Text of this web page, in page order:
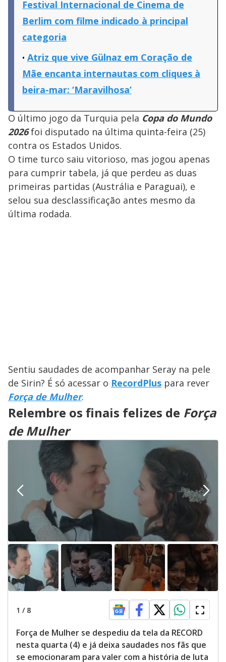
Festival Internacional de Cinema de
Berlim com filme indicado à principal
categoria
Atriz que vive Gülnaz em Coração de
Mãe encanta internautas com cliques à
beira-mar: ‘Maravilhosa’
O último jogo da Turquia pela Copa do Mundo
2026foi disputado na última quinta-feira (25)
contra os Estados Unidos.
O time turco saiu vitorioso, mas jogou apenas
para cumprir tabela, já que perdeu as duas
primeiras partidas (Austrália e Paraguai), e
selou sua desclassificação antes mesmo da
última rodada.
Sentiu saudades de acompanhar Seray na pele
de Sirin? É só acessar o RecordPlus para rever
Força de Mulher.
Relembre os finais felizes de Força
de Mulher
1 / 8
Força de Mulher se despediu da tela da RECORD
nesta quarta (4) e já deixa saudades nos fãs que
se emocionaram para valer com a história de luta